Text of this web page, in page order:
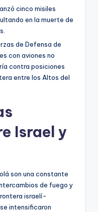
cinco misiles
en la muerte de
de Defensa de
con aviones no
contra posiciones
entre los Altos del
Israel y
son una constante
de fuego y
israelí-
intensificaron